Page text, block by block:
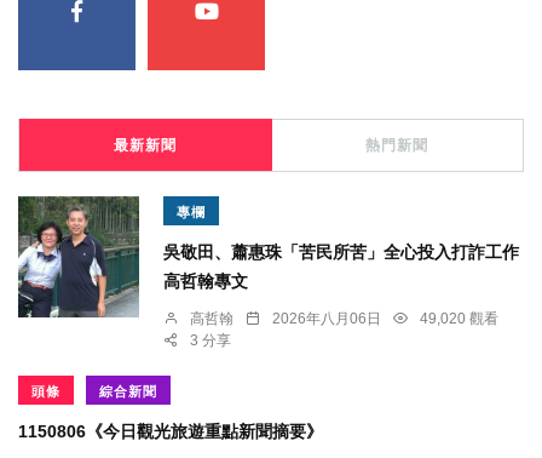
最新新聞 熱門新聞
專欄
吳敬田、蕭惠珠「苦民所苦」全心投入打詐工作
高哲翰專文
高哲翰 2026年八月06日
49,020 觀看
3 分享
頭條 綜合新聞
1150806《今日觀光旅遊重點新聞摘要》